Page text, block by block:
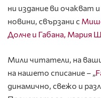
ни издание ви очакват
новини, свързани с
Долче и Габана, Мария
Мили читатели, на
на нашето списание – „
динамично, свежо и